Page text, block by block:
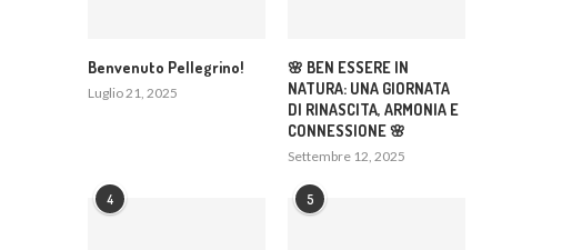
Benvenuto Pellegrino!
Luglio 21, 2025
🌸 BEN ESSERE IN
NATURA: UNA GIORNATA
DI RINASCITA, ARMONIA E
CONNESSIONE 🌸
Settembre 12, 2025
4 5